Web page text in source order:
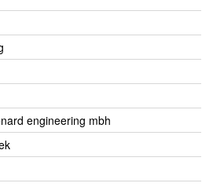
engineering mbh